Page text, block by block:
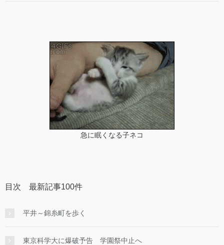
急に眠くなる子ネコ
目次 最新記事100件
平井～錦糸町を歩く
東京科学大に爆破予告 学園祭中止へ